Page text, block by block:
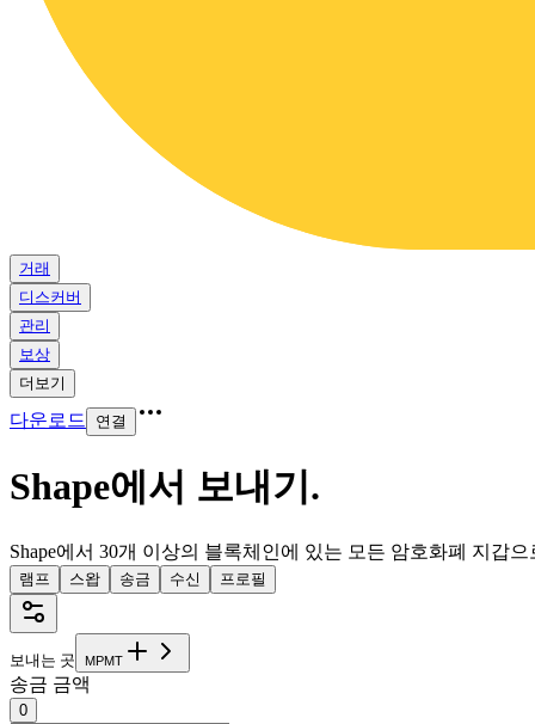
거래
디스커버
관리
보상
더보기
다운로드 연결
Shape에서 보내기.
Shape에서 30개 이상의 블록체인에 있는 모든 암호화폐 지갑
램프 스왑 송금 수신 프로필
보내는 곳 MPMT
송금 금액
0